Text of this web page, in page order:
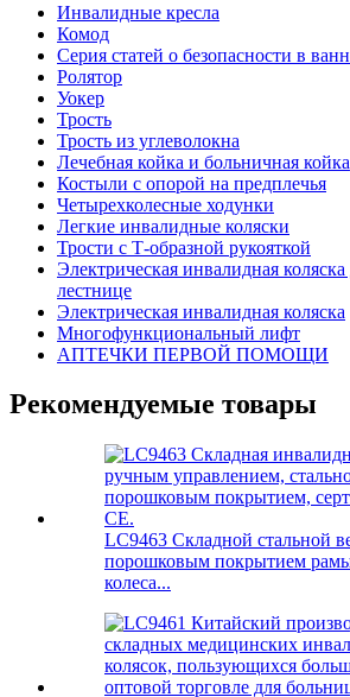
Инвалидные кресла
Комод
Серия статей о безопасности в
Ролятор
Уокер
Трость
Трость из углеволокна
Лечебная койка и больничная койка
Костыли с опорой на предплечья
Четырехколесные ходунки
Легкие инвалидные коляски
Трости с Т-образной рукояткой
Электрическая инвалидная
лестнице
Электрическая инвалидная коляска
Многофункциональный лифт
АПТЕЧКИ ПЕРВОЙ ПОМОЩИ
Рекомендуемые товары
LC9463 Складной стальной
порошковым покрытием
колеса...